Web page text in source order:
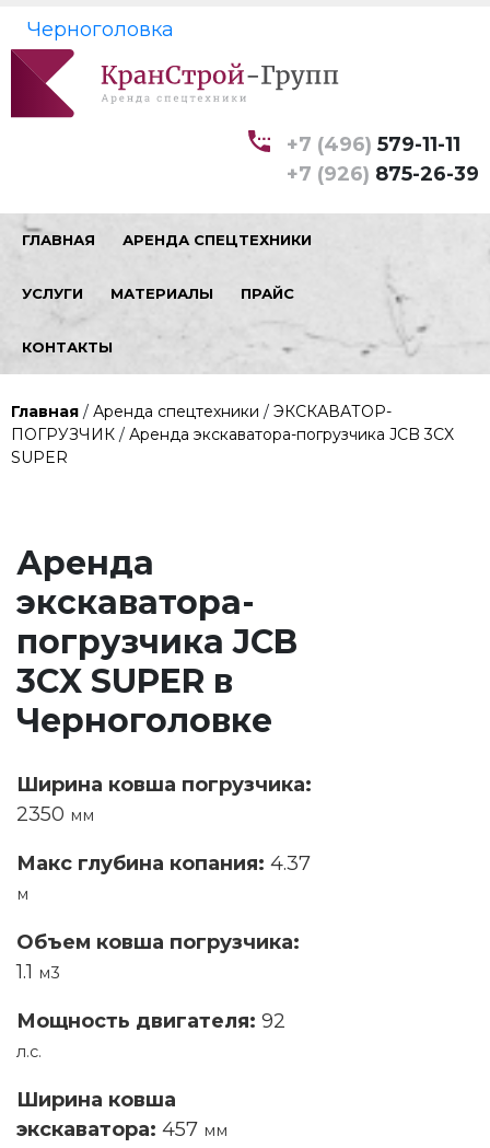
+7 (496) 579-11-11
+7 (926) 875-26-39
Черноголовка
ГЛАВНАЯ АРЕНДА СПЕЦТЕХНИКИ
УСЛУГИ МАТЕРИАЛЫ ПРАЙС
КОНТАКТЫ
Главная / Аренда спецтехники / ЭКСКАВАТОР-
ПОГРУЗЧИК / Аренда экскаватора-погрузчика JCB 3CX
SUPER
Аренда
экскаватора-
погрузчика JCB
3CX SUPER в
Черноголовке
Ширина ковша погрузчика:
2350 мм
Макс глубина копания: 4.37
м
Объем ковша погрузчика:
1.1 м3
Мощность двигателя: 92
л.с.
Ширина ковша
экскаватора: 457 мм